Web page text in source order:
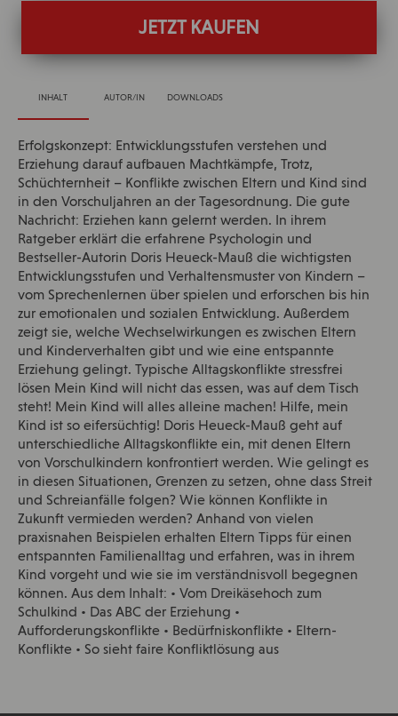
JETZT KAUFEN
INHALT AUTOR/IN DOWNLOADS
Erfolgskonzept: Entwicklungsstufen verstehen und
Erziehung darauf aufbauen Machtkämpfe, Trotz,
Schüchternheit – Konflikte zwischen Eltern und Kind sind
in den Vorschuljahren an der Tagesordnung. Die gute
Nachricht: Erziehen kann gelernt werden. In ihrem
Ratgeber erklärt die erfahrene Psychologin und
Bestseller-Autorin Doris Heueck-Mauß die wichtigsten
Entwicklungsstufen und Verhaltensmuster von Kindern –
vom Sprechenlernen über spielen und erforschen bis hin
zur emotionalen und sozialen Entwicklung. Außerdem
zeigt sie, welche Wechselwirkungen es zwischen Eltern
und Kinderverhalten gibt und wie eine entspannte
Erziehung gelingt. Typische Alltagskonflikte stressfrei
lösen Mein Kind will nicht das essen, was auf dem Tisch
steht! Mein Kind will alles alleine machen! Hilfe, mein
Kind ist so eifersüchtig! Doris Heueck-Mauß geht auf
unterschiedliche Alltagskonflikte ein, mit denen Eltern
von Vorschulkindern konfrontiert werden. Wie gelingt es
in diesen Situationen, Grenzen zu setzen, ohne dass Streit
und Schreianfälle folgen? Wie können Konflikte in
Zukunft vermieden werden? Anhand von vielen
praxisnahen Beispielen erhalten Eltern Tipps für einen
entspannten Familienalltag und erfahren, was in ihrem
Kind vorgeht und wie sie im verständnisvoll begegnen
können. Aus dem Inhalt: • Vom Dreikäsehoch zum
Schulkind • Das ABC der Erziehung •
Aufforderungskonflikte • Bedürfniskonflikte • Eltern-
Konflikte • So sieht faire Konfliktlösung aus